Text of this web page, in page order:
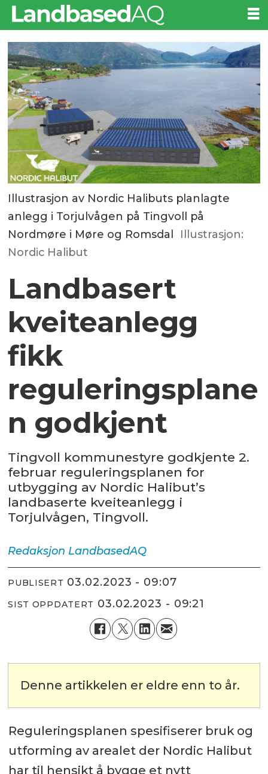
Illustrasjon av Nordic Halibuts planlagte
anlegg i Torjulvågen på Tingvoll på
Nordmøre i Møre og Romsdal
Illustrasjon:
Nordic Halibut
Landbasert
kveiteanlegg
fikk
reguleringsplane
n godkjent
Tingvoll kommunestyre godkjente 2.
februar reguleringsplanen for
utbygging av Nordic Halibut’s
landbaserte kveiteanlegg i
Torjulvågen, Tingvoll.
Redaksjon LandbasedAQ
PUBLISERT 03.02.2023 - 09:07
SIST OPPDATERT 03.02.2023 - 09:21
Denne artikkelen er eldre enn to år.
Reguleringsplanen spesifiserer bruk og
utforming av arealet der Nordic Halibut
har til hensikt å bygge et nytt